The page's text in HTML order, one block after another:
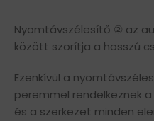
Nyomtávszélesítő ② az
között szorítja a hosszú
Ezenkívül a
peremmel rendelkeznek
és a szerkezet minden